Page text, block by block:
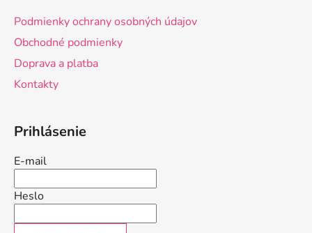
Podmienky ochrany osobných údajov
Obchodné podmienky
Doprava a platba
Kontakty
Prihlásenie
E-mail
Heslo